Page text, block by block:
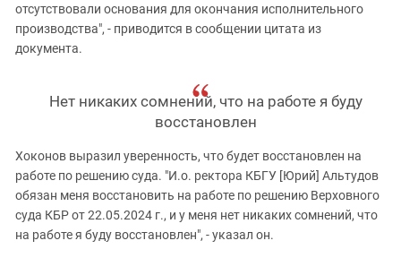
отсутствовали основания для окончания исполнительного
производства", - приводится в сообщении цитата из
документа.
Нет никаких сомнений, что на работе я буду
восстановлен
Хоконов выразил уверенность, что будет восстановлен на
работе по решению суда. "И.о. ректора КБГУ [Юрий] Альтудов
обязан меня восстановить на работе по решению Верховного
суда КБР от 22.05.2024 г., и у меня нет никаких сомнений, что
на работе я буду восстановлен", - указал он.